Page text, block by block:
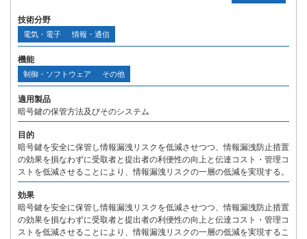
技術分野
電気・電子 情報・通信
機能
制御・ソフトウェア その他
適用製品
暗号鍵の保管方法及びそのシステム
目的
暗号鍵を安全に保管し情報漏洩リスクを低減させつつ、情報漏洩防止措置
の効果を損なわずに受取者と提出者の利便性の向上と伝達コスト・管理コ
ストを低減させることにより、情報漏洩リスクの一層の低減を実現する。
効果
暗号鍵を安全に保管し情報漏洩リスクを低減させつつ、情報漏洩防止措置
の効果を損なわずに受取者と提出者の利便性の向上と伝達コスト・管理コ
ストを低減させることにより、情報漏洩リスクの一層の低減を実現するこ